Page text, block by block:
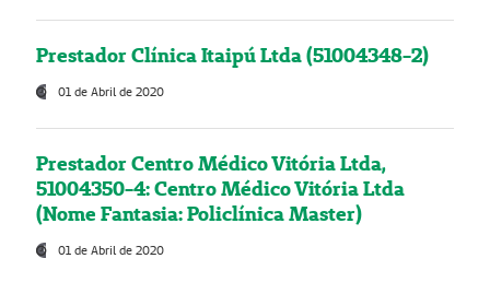
Prestador Clínica Itaipú Ltda (51004348-2)
01 de Abril de 2020
Prestador Centro Médico Vitória Ltda,
51004350-4: Centro Médico Vitória Ltda
(Nome Fantasia: Policlínica Master)
01 de Abril de 2020